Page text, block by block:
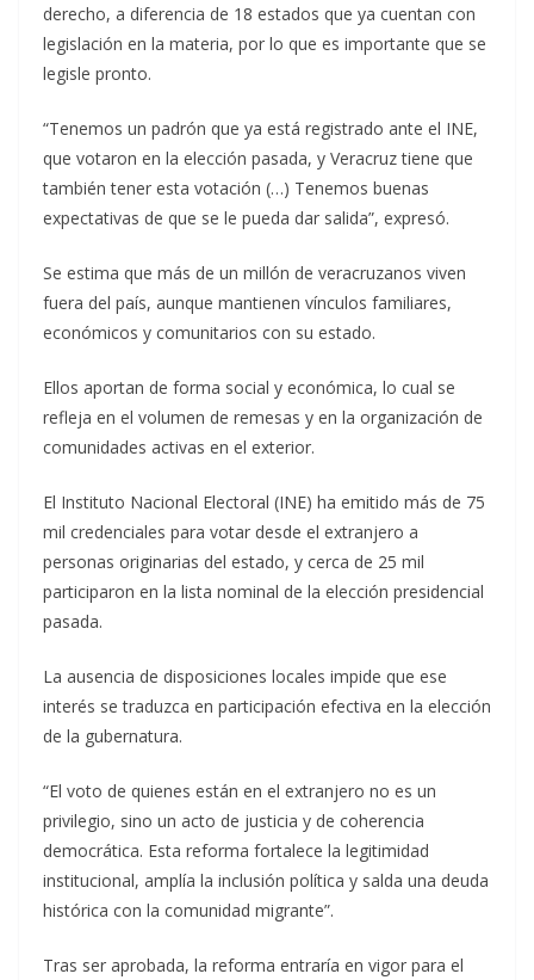
derecho, a diferencia de 18 estados que ya cuentan con
legislación en la materia, por lo que es importante que se
legisle pronto.
“Tenemos un padrón que ya está registrado ante el INE,
que votaron en la elección pasada, y Veracruz tiene que
también tener esta votación (…) Tenemos buenas
expectativas de que se le pueda dar salida”, expresó.
Se estima que más de un millón de veracruzanos viven
fuera del país, aunque mantienen vínculos familiares,
económicos y comunitarios con su estado.
Ellos aportan de forma social y económica, lo cual se
refleja en el volumen de remesas y en la organización de
comunidades activas en el exterior.
El Instituto Nacional Electoral (INE) ha emitido más de 75
mil credenciales para votar desde el extranjero a
personas originarias del estado, y cerca de 25 mil
participaron en la lista nominal de la elección presidencial
pasada.
La ausencia de disposiciones locales impide que ese
interés se traduzca en participación efectiva en la elección
de la gubernatura.
“El voto de quienes están en el extranjero no es un
privilegio, sino un acto de justicia y de coherencia
democrática. Esta reforma fortalece la legitimidad
institucional, amplía la inclusión política y salda una deuda
histórica con la comunidad migrante”.
Tras ser aprobada, la reforma entraría en vigor para el